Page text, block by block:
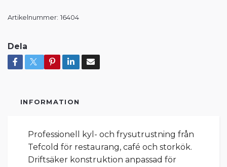
Artikelnummer: 16404
Dela
INFORMATION
Professionell kyl- och frysutrustning från
Tefcold för restaurang, café och storkök.
Driftsäker konstruktion anpassad för